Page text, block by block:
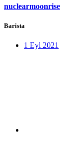
nuclearmoonrise
Barista
1 Eyl 2021